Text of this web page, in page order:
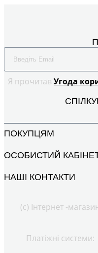
Я прочитав Угода
ПОКУПЦЯМ
ОСОБИСТИЙ
НАШІ КОНТАКТИ
(с) Інтернет -
Платіжні системи: